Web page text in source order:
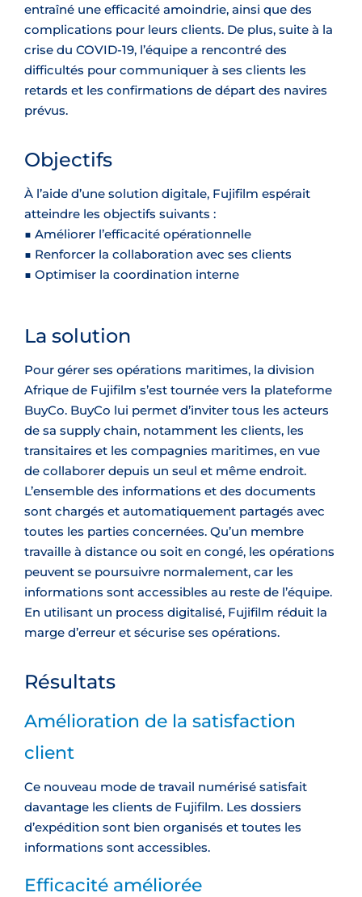
entraîné une efficacité amoindrie, ainsi que des
complications pour leurs clients. De plus, suite à la
crise du COVID-19, l’équipe a rencontré des
difficultés pour communiquer à ses clients les
retards et les confirmations de départ des navires
prévus.
Objectifs
À l’aide d’une solution digitale, Fujifilm espérait
atteindre les objectifs suivants :
■ Améliorer l’efficacité opérationnelle
■ Renforcer la collaboration avec ses clients
■ Optimiser la coordination interne
La solution
Pour gérer ses opérations maritimes, la division
Afrique de Fujifilm s’est tournée vers la plateforme
BuyCo. BuyCo lui permet d’inviter tous les acteurs
de sa supply chain, notamment les clients, les
transitaires et les compagnies maritimes, en vue
de collaborer depuis un seul et même endroit.
L’ensemble des informations et des documents
sont chargés et automatiquement partagés avec
toutes les parties concernées. Qu’un membre
travaille à distance ou soit en congé, les opérations
peuvent se poursuivre normalement, car les
informations sont accessibles au reste de l’équipe.
En utilisant un process digitalisé, Fujifilm réduit la
marge d’erreur et sécurise ses opérations.
Résultats
Amélioration de la satisfaction
client
Ce nouveau mode de travail numérisé satisfait
davantage les clients de Fujifilm. Les dossiers
d’expédition sont bien organisés et toutes les
informations sont accessibles.
Efficacité améliorée